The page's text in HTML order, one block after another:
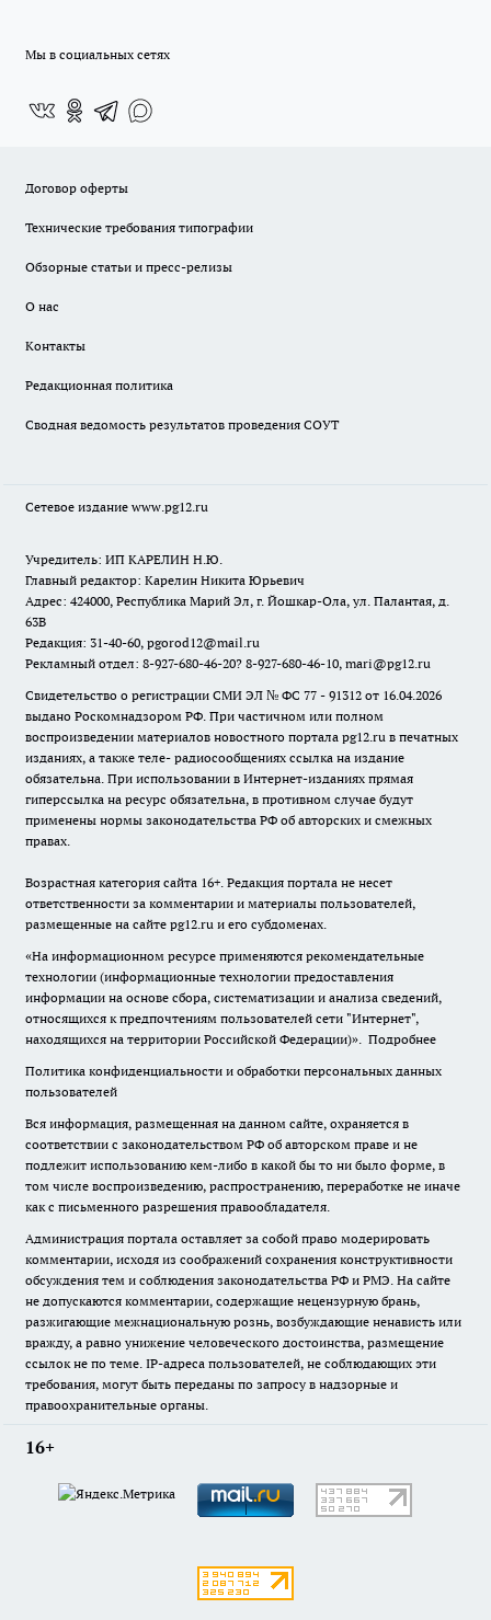
Мы в социальных сетях
Договор оферты
Технические требования типографии
Обзорные статьи и пресс-релизы
О нас
Контакты
Редакционная политика
Сводная ведомость результатов проведения СОУТ
Сетевое издание www.pg12.ru
Учредитель: ИП КАРЕЛИН Н.Ю.
Главный редактор: Карелин Никита Юрьевич
Адрес: 424000, Республика Марий Эл, г. Йошкар-Ола, ул. Палантая, д.
63В
Редакция: 31-40-60, pgorod12@mail.ru
Рекламный отдел: 8-927-680-46-20? 8-927-680-46-10, mari@pg12.ru
Свидетельство о регистрации СМИ ЭЛ № ФС 77 - 91312 от 16.04.2026
выдано Роскомнадзором РФ. При частичном или полном
воспроизведении материалов новостного портала pg12.ru в печатных
изданиях, а также теле- радиосообщениях ссылка на издание
обязательна. При использовании в Интернет-изданиях прямая
гиперссылка на ресурс обязательна, в противном случае будут
применены нормы законодательства РФ об авторских и смежных
правах.
Возрастная категория сайта 16+. Редакция портала не несет
ответственности за комментарии и материалы пользователей,
размещенные на сайте pg12.ru и его субдоменах.
«На информационном ресурсе применяются рекомендательные
технологии (информационные технологии предоставления
информации на основе сбора, систематизации и анализа сведений,
относящихся к предпочтениям пользователей сети "Интернет",
находящихся на территории Российской Федерации)». Подробнее
Политика конфиденциальности и обработки персональных данных
пользователей
Вся информация, размещенная на данном сайте, охраняется в
соответствии с законодательством РФ об авторском праве и не
подлежит использованию кем-либо в какой бы то ни было форме, в
том числе воспроизведению, распространению, переработке не иначе
как с письменного разрешения правообладателя.
Администрация портала оставляет за собой право модерировать
комментарии, исходя из соображений сохранения конструктивности
обсуждения тем и соблюдения законодательства РФ и РМЭ. На сайте
не допускаются комментарии, содержащие нецензурную брань,
разжигающие межнациональную рознь, возбуждающие ненависть или
вражду, а равно унижение человеческого достоинства, размещение
ссылок не по теме. IP-адреса пользователей, не соблюдающих эти
требования, могут быть переданы по запросу в надзорные и
правоохранительные органы.
16+